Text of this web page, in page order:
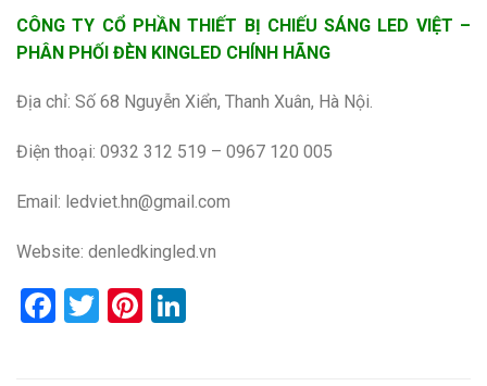
CÔNG TY CỔ PHẦN THIẾT BỊ CHIẾU SÁNG LED VIỆT –
PHÂN PHỐI ĐÈN KINGLED CHÍNH HÃNG
Địa chỉ: Số 68 Nguyễn Xiển, Thanh Xuân, Hà Nội.
Điện thoại: 0932 312 519 – 0967 120 005
Email: ledviet.hn@gmail.com
Website: denledkingled.vn
Facebook
TwitterPinterest